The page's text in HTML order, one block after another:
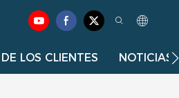
LOS CLIENTES NOTICIAS